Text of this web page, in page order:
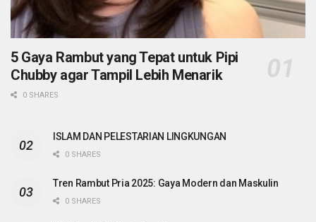
5 Gaya Rambut yang Tepat untuk Pipi
Chubby agar Tampil Lebih Menarik
0 SHARES
ISLAM DAN PELESTARIAN LINGKUNGAN
0 SHARES
Tren Rambut Pria 2025: Gaya Modern dan Maskulin
0 SHARES